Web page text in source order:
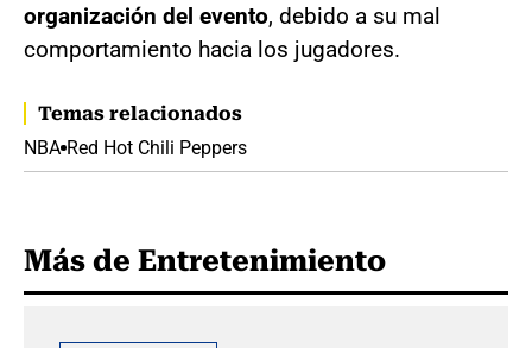
organización del evento, debido a su mal
comportamiento hacia los jugadores.
Temas relacionados
NBA Red Hot Chili Peppers
Más de Entretenimiento